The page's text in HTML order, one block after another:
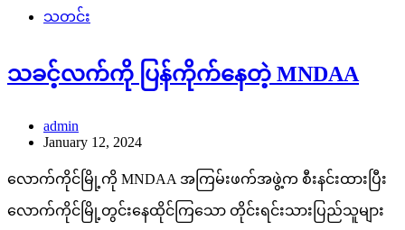
သတင်း
သခင့်လက်ကို ပြန်ကိုက်နေတဲ့ MNDAA
admin
January 12, 2024
လောက်ကိုင်မြို့ကို MNDAA အကြမ်းဖက်အဖွဲ့က စီးနင်းထားပြီး
လောက်ကိုင်မြို့တွင်းနေထိုင်ကြသော တိုင်းရင်းသားပြည်သူများ